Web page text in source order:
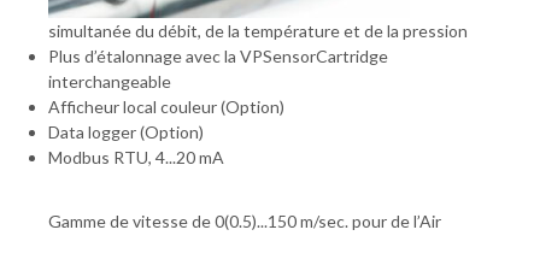
simultanée du débit, de la température et de la pression
Plus d’étalonnage avec la VPSensorCartridge
interchangeable
Afficheur local couleur (Option)
Data logger (Option)
Modbus RTU, 4...20 mA
Gamme de vitesse de 0(0.5)...150 m/sec. pour de l’Air